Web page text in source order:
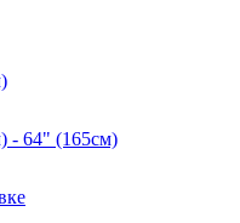
- 64" (165см)